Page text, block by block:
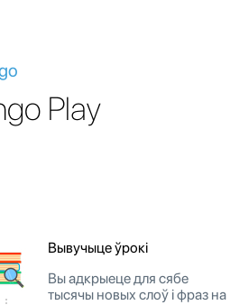
Play
Вывучыце ўрокі
Вы адкрыеце для сябе
тысячы новых слоў і фраз на